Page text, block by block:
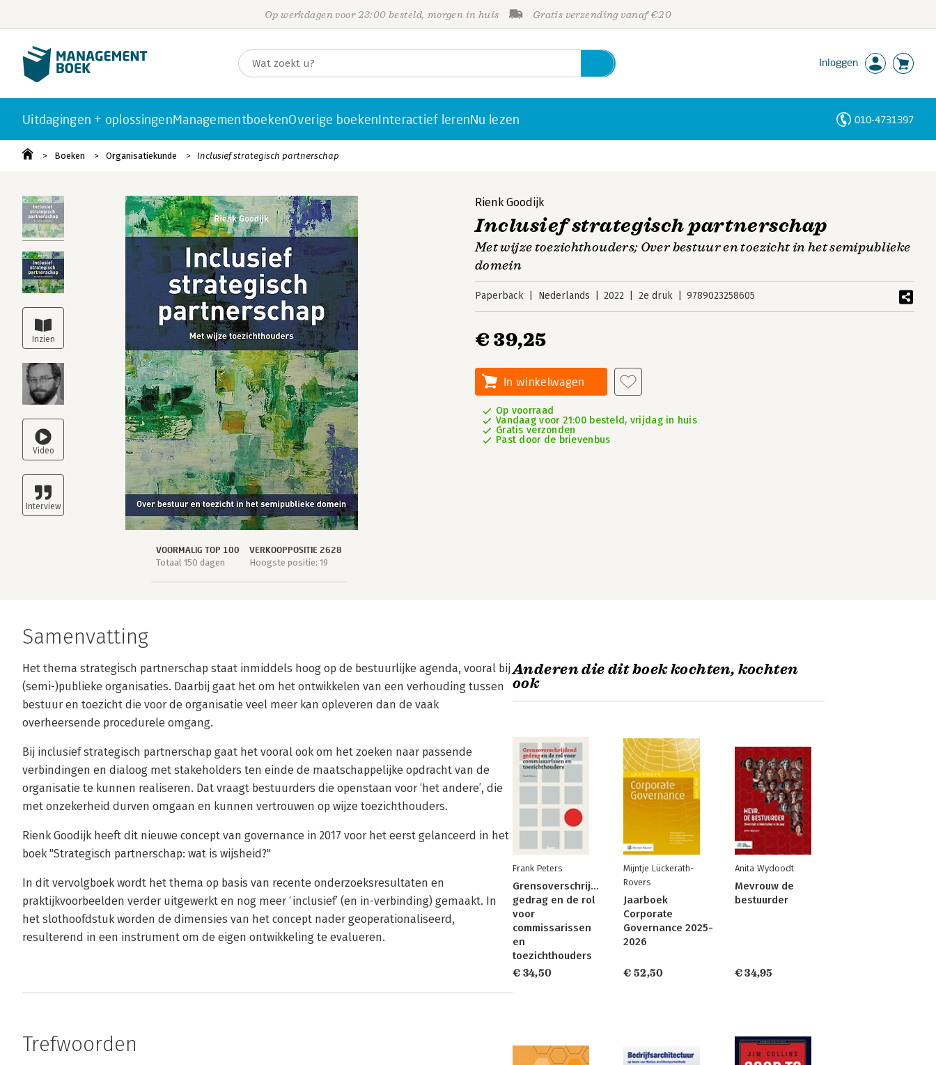
Op werkdagen voor 23:00 besteld, morgen in huis Gratis verzending vanaf €20
Inloggen
Uitdagingen + oplossingenManagementboekenOverige boekenInteractief lerenNu lezen 010-4731397
Boeken Organisatiekunde Inclusief strategisch partnerschap
VOORMALIG TOP 100
Totaal 150 dagen
VERKOOPPOSITIE 2628
Hoogste positie: 19
Rienk Goodijk
Inclusief strategisch partnerschap
Met wijze toezichthouders; Over bestuur en toezicht in het semipublieke
domein
Paperback Nederlands 2022 2e druk 9789023258605
€ 39,25
In winkelwagen
Op voorraad
Vandaag voor 21:00 besteld, vrijdag in huis
Gratis verzonden
Past door de brievenbus
Samenvatting
Het thema strategisch partnerschap staat inmiddels hoog op de bestuurlijke agenda, vooral bij
(semi-)publieke organisaties. Daarbij gaat het om het ontwikkelen van een verhouding tussen
bestuur en toezicht die voor de organisatie veel meer kan opleveren dan de vaak
overheersende procedurele omgang.
Bij inclusief strategisch partnerschap gaat het vooral ook om het zoeken naar passende
verbindingen en dialoog met stakeholders ten einde de maatschappelijke opdracht van de
organisatie te kunnen realiseren. Dat vraagt bestuurders die openstaan voor ‘het andere’, die
met onzekerheid durven omgaan en kunnen vertrouwen op wijze toezichthouders.
Rienk Goodijk heeft dit nieuwe concept van governance in 2017 voor het eerst gelanceerd in het
boek "Strategisch partnerschap: wat is wijsheid?"
In dit vervolgboek wordt het thema op basis van recente onderzoeksresultaten en
praktijkvoorbeelden verder uitgewerkt en nog meer ‘inclusief’ (en in-verbinding) gemaakt. In
het slothoofdstuk worden de dimensies van het concept nader geoperationaliseerd,
resulterend in een instrument om de eigen ontwikkeling te evalueren.
Trefwoorden
Anderen die dit boek kochten, kochten
ook
Frank Peters
Grensoverschrijdend
gedrag en de rol
voor
commissarissen
en
toezichthouders
€ 34,50
Mijntje Lückerath-
Rovers
Jaarboek
Corporate
Governance 2025-
2026
€ 52,50
Anita Wydoodt
Mevrouw de
bestuurder
€ 34,95
Personen